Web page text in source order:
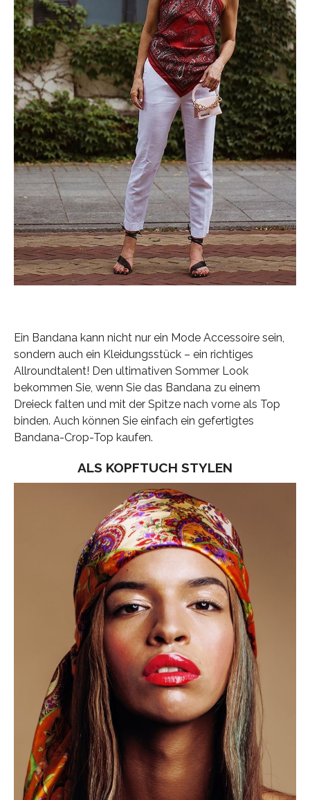
Ein Bandana kann nicht nur ein Mode Accessoire sein,
sondern auch ein Kleidungsstück – ein richtiges
Allroundtalent! Den ultimativen Sommer Look
bekommen Sie, wenn Sie das Bandana zu einem
Dreieck falten und mit der Spitze nach vorne als Top
binden. Auch können Sie einfach ein gefertigtes
Bandana-Crop-Top kaufen.
ALS KOPFTUCH STYLEN